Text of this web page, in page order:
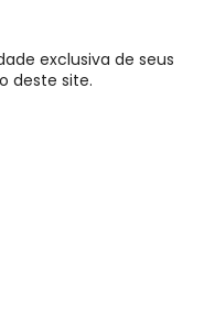
exclusiva de seus
deste site.